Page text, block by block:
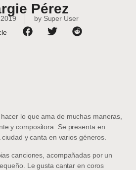
Pérez
bySuper User
lo que ama de muchas maneras,
y compositora. Se presenta en
y canta en varios géneros.
canciones, acompañadas por un
Le gusta cantar en coros